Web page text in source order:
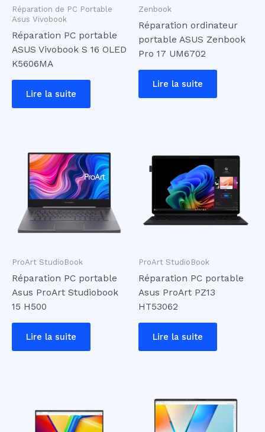
Réparation de PC Portable
Asus Vivobook
Réparation PC portable
ASUS Vivobook S 16 OLED
K5606MA
Lire la suite
Zenbook
Réparation ordinateur
portable ASUS Zenbook
Pro 17 UM6702
Lire la suite
ProArt StudioBook
Réparation PC portable
Asus ProArt Studiobook
15 H500
Lire la suite
ProArt StudioBook
Réparation PC portable
Asus ProArt PZ13
HT53062
Lire la suite